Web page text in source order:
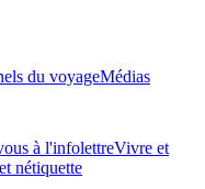
du voyageMédias
à l'infolettreVivre et
nétiquette